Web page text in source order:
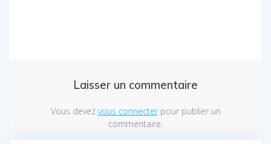
Laisser un commentaire
Vous devez vous connecterpour publier un
commentaire.